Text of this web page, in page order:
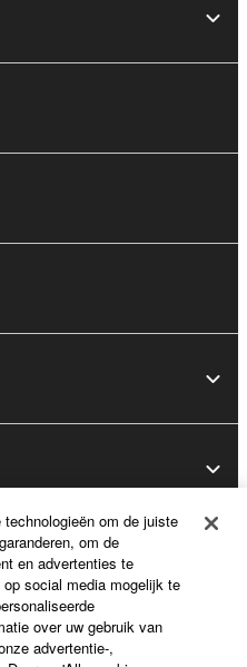
- Dutch
om de juiste
om de
en advertenties te
social media mogelijk te
over uw gebruik van
advertentie-,